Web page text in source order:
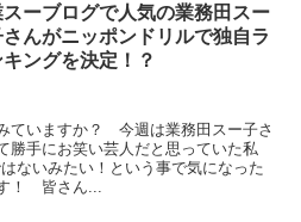
スーブログで人気の業務田スー
さんがニッポンドリルで独自ラ
キングを決定！？
ていますか？ 今週は業務田スー子さ
勝手にお笑い芸人だと思っていた私
ないみたい！という事で気になった
！ 皆さん...